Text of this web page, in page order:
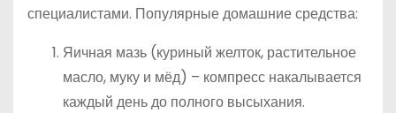
специалистами. Популярные домашние средства:
Яичная мазь (куриный желток, растительное
масло, муку и мёд) – компресс накалывается
каждый день до полного высыхания.